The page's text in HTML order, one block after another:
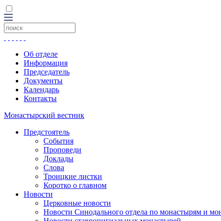
Об отделе
Информация
Председатель
Документы
Календарь
Контакты
Монастырский вестник
Предстоятель
События
Проповеди
Доклады
Слова
Троицкие листки
Коротко о главном
Новости
Церковные новости
Новости Синодального отдела по монастырям и